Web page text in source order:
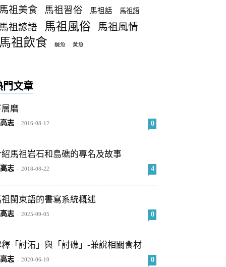
祖美食 馬祖習俗 馬祖話 馬祖語
祖諺語 馬祖風俗 馬祖風情
祖飲食 鹹魚 黃魚
門文章
磨
志 - 2016-08-12 0
馬祖岩石和島礁的專名及故事
志 - 2018-08-22 4
閩東語的書寫系統概述
志 - 2025-09-05 0
「討沰」與「討礁」-兼說相關食材
志 - 2020-06-10 0